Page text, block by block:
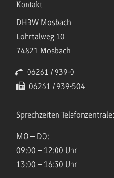
Kontakt
DHBW Mosbach
Lohrtalweg 10
74821 Mosbach
06261 / 939-0
06261 / 939-504
Sprechzeiten Telefonzentrale:
MO – DO:
09:00 – 12:00 Uhr
13:00 – 16:30 Uhr